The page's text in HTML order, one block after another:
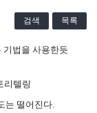
검색 목록
기법을 사용한듯
리텔링
는 떨어진다.